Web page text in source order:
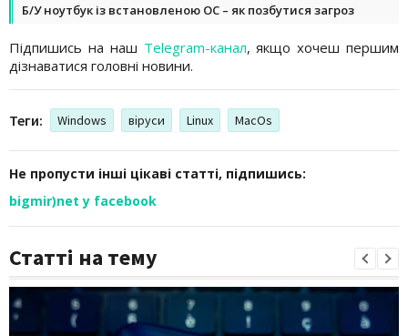
Б/У ноутбук із встановленою ОС – як позбутися загроз
Підпишись на наш Telegram-канал, якщо хочеш першим
дізнаватися головні новини.
Теги: Windows віруси Linux MacOs
Не пропусти інші цікаві статті, підпишись:
bigmir)net у facebook
Статті на тему